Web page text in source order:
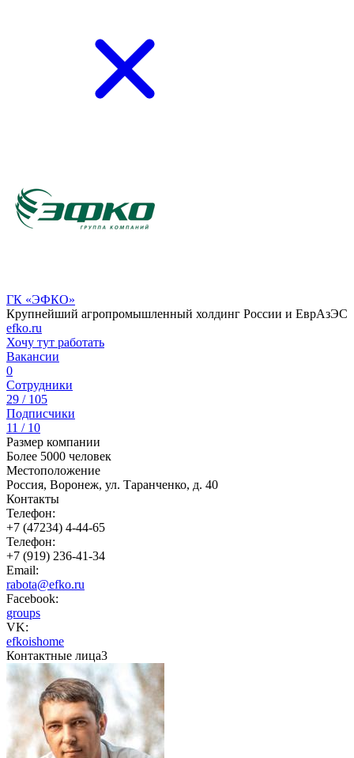
ГК «ЭФКО»
Крупнейший агропромышленный холдинг России и ЕврАзЭС
efko.ru
Хочу тут работать
Вакансии
0
Сотрудники
29 / 105
Подписчики
11 / 10
Размер компании
Более 5000 человек
Местоположение
Россия, Воронеж, ул. Таранченко, д. 40
Контакты
Телефон:
+7 (47234) 4-44-65
Телефон:
+7 (919) 236-41-34
Email:
rabota@efko.ru
Facebook:
groups
VK:
efkoishome
Контактные лица3